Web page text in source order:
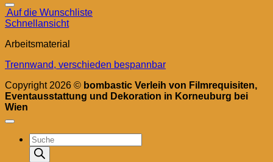
Auf die Wunschliste
Schnellansicht
Arbeitsmaterial
Trennwand, verschieden bespannbar
Copyright 2026 © bombastic Verleih von Filmrequisiten,
Eventausstattung und Dekoration in Korneuburg bei
Wien
Products
search